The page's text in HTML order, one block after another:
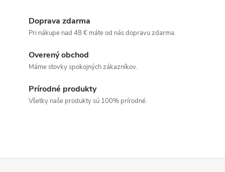
Doprava zdarma
Pri nákupe nad 48 € máte od nás dopravu zdarma.
Overený obchod
Máme stovky spokojných zákazníkov.
Prírodné produkty
Všetky naše produkty sú 100% prírodné.